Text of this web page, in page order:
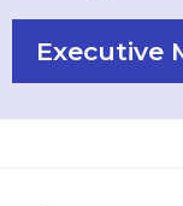
Executive